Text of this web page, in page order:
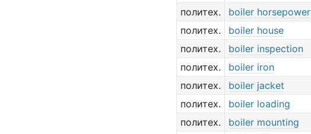
политех.
boiler horsepower
политех.
boiler house
политех.
boiler inspection
политех.
boiler iron
политех.
boiler jacket
политех.
boiler loading
политех.
boiler mounting